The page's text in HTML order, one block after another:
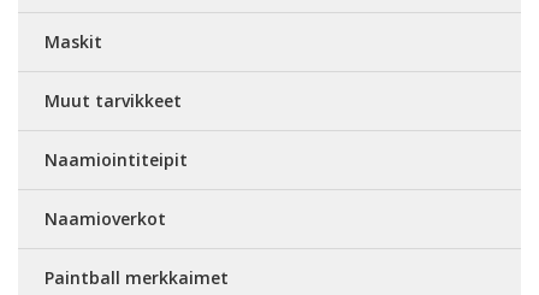
Maskit
Muut tarvikkeet
Naamiointiteipit
Naamioverkot
Paintball merkkaimet